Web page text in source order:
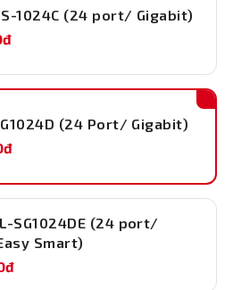
1024C (24 port/ Gigabit)
(24 Port/ Gigabit)
SG1024DE (24 port/
Smart)